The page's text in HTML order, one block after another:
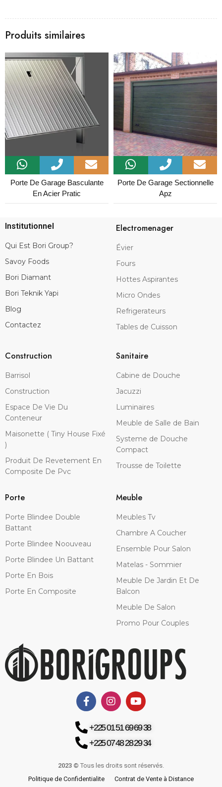
Produits similaires
Porte De Garage Basculante
En Acier Pratic
Porte De Garage Sectionnelle
Apz
Institutionnel
Qui Est Bori Group?
Savoy Foods
Bori Diamant
Bori Teknik Yapi
Blog
Contactez
Electromenager
Évier
Fours
Hottes Aspirantes
Micro Ondes
Refrigerateurs
Tables de Cuisson
Construction
Barrisol
Construction
Espace De Vie Du
Conteneur
Maisonette ( Tiny House Fixé
)
Produit De Revetement En
Composite De Pvc
Sanitaire
Cabine de Douche
Jacuzzi
Luminaires
Meuble de Salle de Bain
Systeme de Douche
Compact
Trousse de Toilette
Porte
Porte Blindee Double
Battant
Porte Blindee Noouveau
Porte Blindee Un Battant
Porte En Bois
Porte En Composite
Meuble
Meubles Tv
Chambre A Coucher
Ensemble Pour Salon
Matelas - Sommier
Meuble De Jardin Et De
Balcon
Meuble De Salon
Promo Pour Couples
+225 01 51 69 69 38
+225 07 48 28 29 34
2023 © Tous les droits sont réservés.
Politique de Confidentialite
Contrat de Vente à Distance